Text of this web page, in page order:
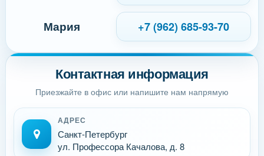
Контактная информация
Приезжайте в офис или напишите нам напрямую
АДРЕС
Санкт-Петербург
ул. Профессора Качалова, д. 8
Мария +7 (962) 685-93-70